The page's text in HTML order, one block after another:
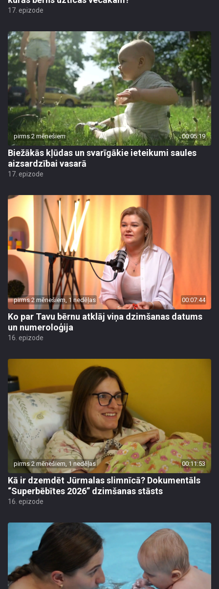
17. epizode
pirms 2 mēnešiem 00:05:19
Biežākās kļūdas un svarīgākie ieteikumi saules
aizsardzībai vasarā
17. epizode
pirms 2 mēnešiem, 1 nedēļas 00:07:44
Ko par Tavu bērnu atklāj viņa dzimšanas datums
un numeroloģija
16. epizode
pirms 2 mēnešiem, 1 nedēļas 00:11:53
Kā ir dzemdēt Jūrmalas slimnīcā? Dokumentāls
“Superbēbītes 2026” dzimšanas stāsts
16. epizode